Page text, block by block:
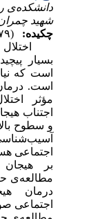
دانشکده‌ی
شهید چمران،
چکیده:
بسیار
است که
است. درمان
مؤثر
اجتناب
و سطوح
اجتماعی
بر هیجان
مطالعه‌ی
درمان
اجتماعی